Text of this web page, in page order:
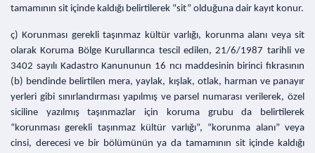
tamamının sit içinde kaldığı belirtilerek “sit” olduğuna dair kayıt konur.
ç) Korunması gerekli taşınmaz kültür varlığı, korunma alanı veya sit
olarak Koruma Bölge Kurullarınca tescil edilen, 21/6/1987 tarihli ve
3402 sayılı Kadastro Kanununun 16 ncı maddesinin birinci fıkrasının
(b) bendinde belirtilen mera, yaylak, kışlak, otlak, harman ve panayır
yerleri gibi sınırlandırması yapılmış ve parsel numarası verilerek, özel
siciline yazılmış taşınmazlar için koruma grubu da belirtilerek
“korunması gerekli taşınmaz kültür varlığı”, “korunma alanı” veya
cinsi, derecesi ve bir bölümünün ya da tamamının sit içinde kaldığı